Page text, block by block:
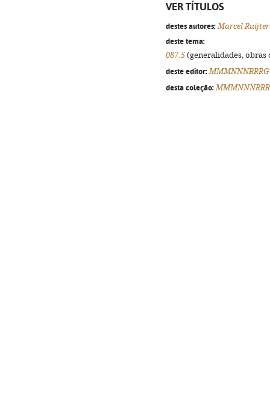
VER TÍTULOS
destes autores: Marcel
deste tema:
087.5 (generalidades,
deste editor: MMMNNNRRRG
desta coleção: